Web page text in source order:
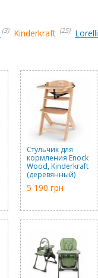
(3) Kinderkraft (25) Lorelli
Стульчик для
кормления Enock
Wood, Kinderkraft
(деревянный)
5 190 грн